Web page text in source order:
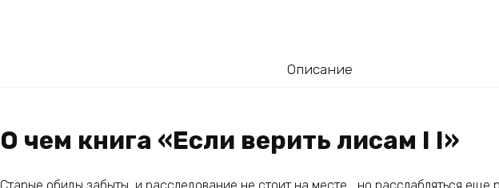
Описание
О чем книга «Если верить лисам I I»